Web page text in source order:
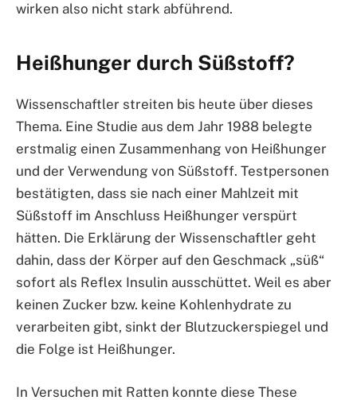
wirken also nicht stark abführend.
Heißhunger durch Süßstoff?
Wissenschaftler streiten bis heute über dieses
Thema. Eine Studie aus dem Jahr 1988 belegte
erstmalig einen Zusammenhang von Heißhunger
und der Verwendung von Süßstoff. Testpersonen
bestätigten, dass sie nach einer Mahlzeit mit
Süßstoff im Anschluss Heißhunger verspürt
hätten. Die Erklärung der Wissenschaftler geht
dahin, dass der Körper auf den Geschmack „süß“
sofort als Reflex Insulin ausschüttet. Weil es aber
keinen Zucker bzw. keine Kohlenhydrate zu
verarbeiten gibt, sinkt der Blutzuckerspiegel und
die Folge ist Heißhunger.
In Versuchen mit Ratten konnte diese These